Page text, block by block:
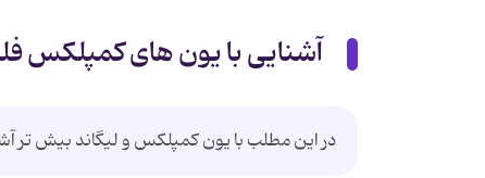
آشنایی با یون های کمپلکس
در این مطلب با یون کمپلکس و لیگاند بیش تر